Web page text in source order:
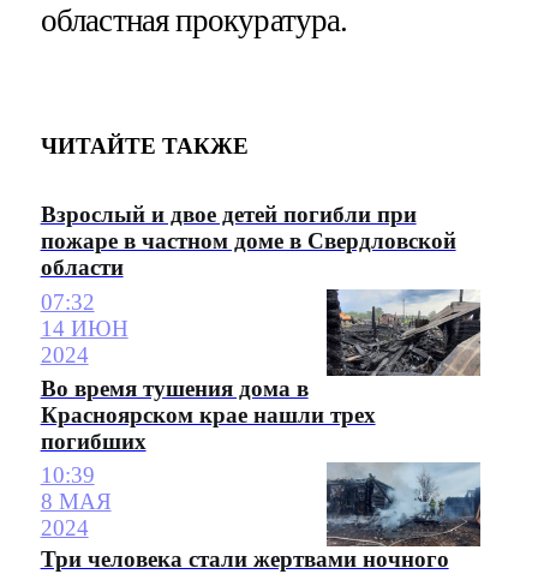
областная прокуратура.
ЧИТАЙТЕ ТАКЖЕ
Взрослый и двое детей погибли при
пожаре в частном доме в Свердловской
области
07:32
14 ИЮН
2024
Во время тушения дома в
Красноярском крае нашли трех
погибших
10:39
8 МАЯ
2024
Три человека стали жертвами ночного